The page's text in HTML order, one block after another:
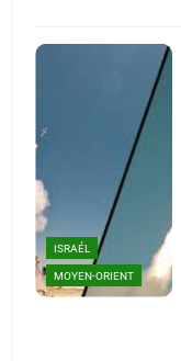
ISRAÉL
MOYEN-ORIENT